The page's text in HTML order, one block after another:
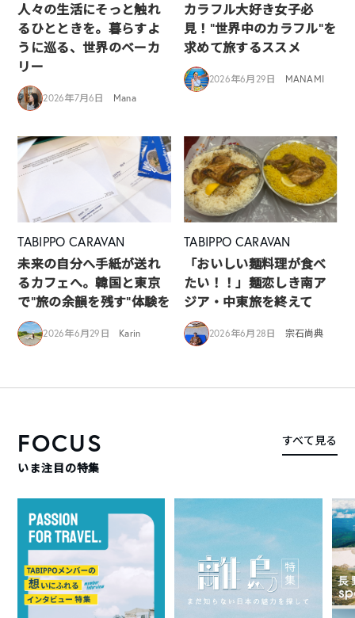
人々の生活にそっと触れ
るひとときを。暮らすよ
うに巡る、世界のベーカ
リー
2026年7月6日 Mana
カラフル大好き女子必
見！”世界中のカラフル”を
求めて旅するススメ
2026年6月29日 MANAMI
TABIPPO CARAVAN
未来の自分へ手紙が送れ
るカフェへ。韓国と東京
で“旅の余韻を残す”体験を
2026年6月29日 Karin
TABIPPO CARAVAN
「おいしい麺料理が食べ
たい！！」麺恋しき南ア
ジア・中東旅を終えて
2026年6月28日 宗石尚典
FOCUS
いま注目の特集
すべて見る